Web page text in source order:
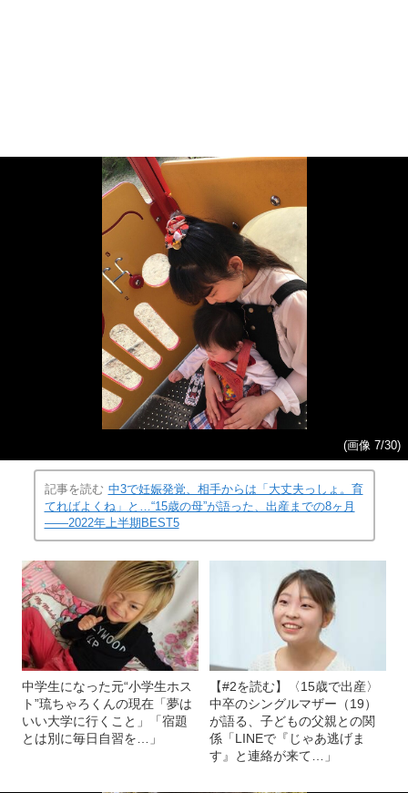
(画像 7/30)
記事を読む 中3で妊娠発覚、相手からは「大丈夫っしょ。育
てればよくね」と…“15歳の母”が語った、出産までの8ヶ月
――2022年上半期BEST5
中学生になった元“小学生ホス
ト”琉ちゃろくんの現在「夢は
いい大学に行くこと」「宿題
とは別に毎日自習を…」
【#2を読む】〈15歳で出産〉
中卒のシングルマザー（19）
が語る、子どもの父親との関
係「LINEで『じゃあ逃げま
す』と連絡が来て…」